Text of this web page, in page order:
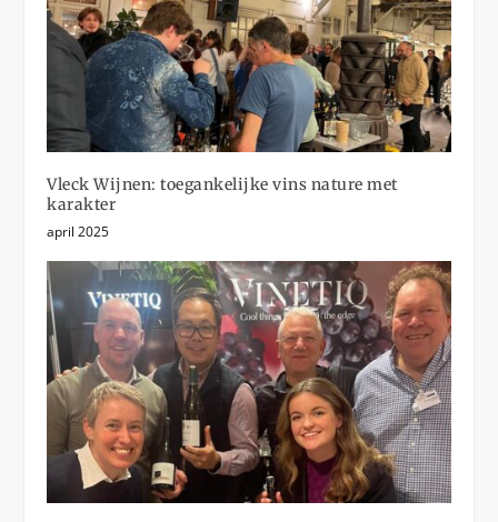
Vleck Wijnen: toegankelijke vins nature met
karakter
april 2025